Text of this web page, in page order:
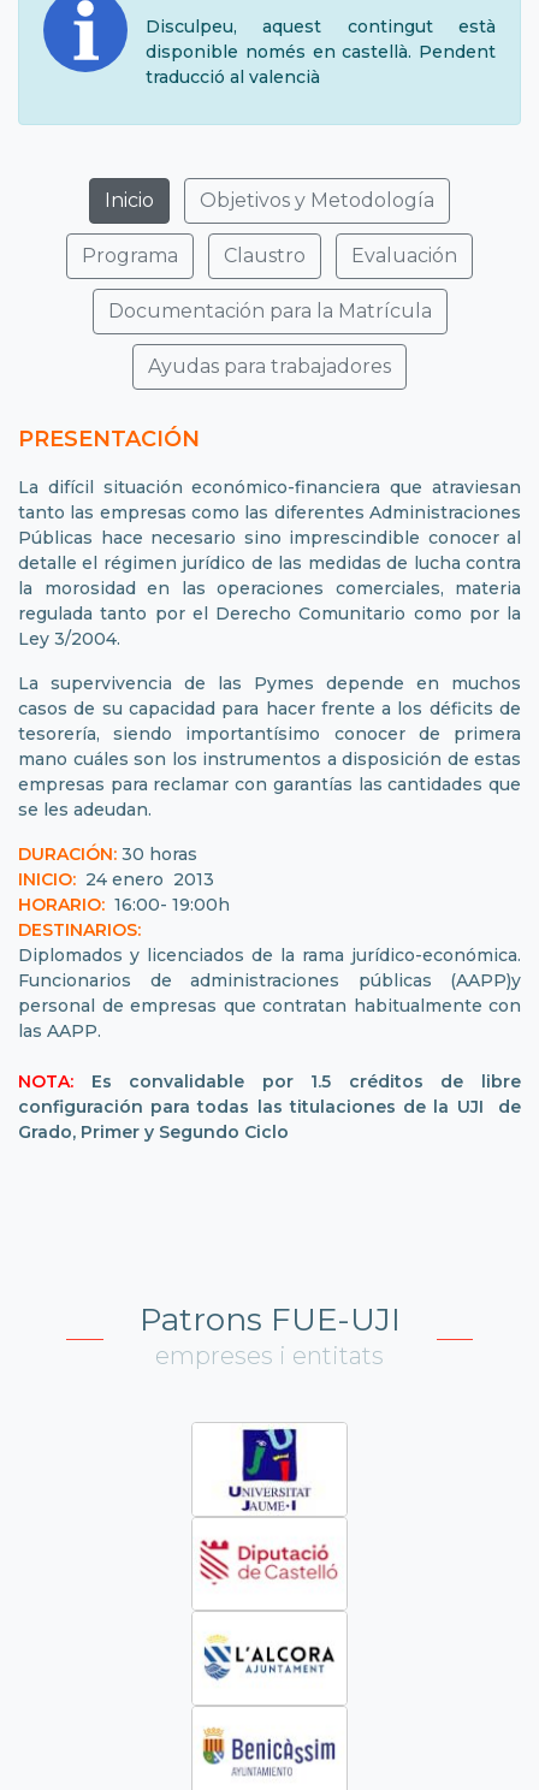
Disculpeu, aquest contingut està
disponible només en castellà. Pendent
traducció al valencià
Inicio Objetivos y Metodología
Programa Claustro Evaluación
Documentación para la Matrícula
Ayudas para trabajadores
PRESENTACIÓN
La difícil situación económico-financiera que atraviesan
tanto las empresas como las diferentes Administraciones
Públicas hace necesario sino imprescindible conocer al
detalle el régimen jurídico de las medidas de lucha contra
la morosidad en las operaciones comerciales, materia
regulada tanto por el Derecho Comunitario como por la
Ley 3/2004.
La supervivencia de las Pymes depende en muchos
casos de su capacidad para hacer frente a los déficits de
tesorería, siendo importantísimo conocer de primera
mano cuáles son los instrumentos a disposición de estas
empresas para reclamar con garantías las cantidades que
se les adeudan.
DURACIÓN: 30 horas
INICIO: 24 enero 2013
HORARIO: 16:00- 19:00h
DESTINARIOS:
Diplomados y licenciados de la rama jurídico-económica.
Funcionarios de administraciones públicas (AAPP)y
personal de empresas que contratan habitualmente con
las AAPP.
NOTA: Es convalidable por 1.5 créditos de libre
configuración para todas las titulaciones de la UJI de
Grado, Primer y Segundo Ciclo
Patrons FUE-UJI
empreses i entitats